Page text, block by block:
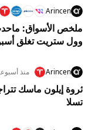
Arincen
Arincen منذ
تسلا